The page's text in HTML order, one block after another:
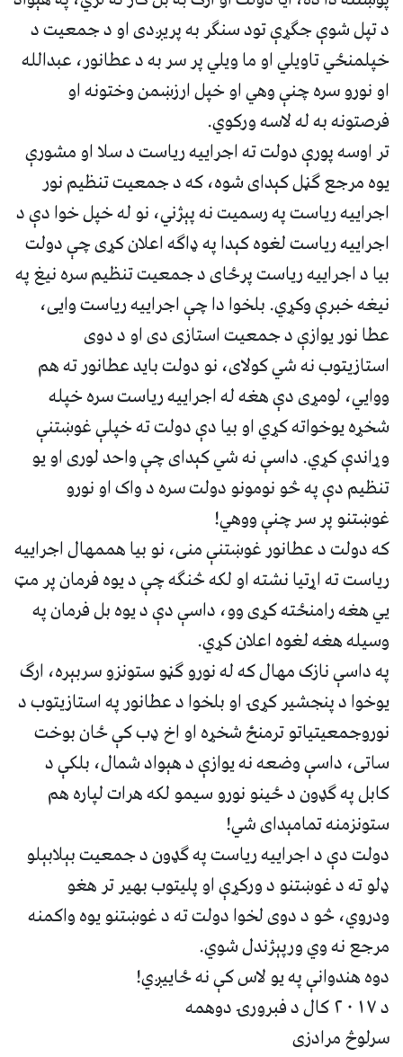
د تپل شوې جګړې تود سنګر به پریږدی او د جمعیت د
خپلمنځي تاویلي او ما ویلي پر سر به د عطانور، عبدالله
او نورو سره چنې وهي او خپل ارزښمن وختونه او
فرصتونه به له لاسه ورکوي.
تر اوسه پورې دولت ته اجراییه ریاست د سلا او مشورې
یوه مرجع ګڼل کېدای شوه، که د جمعیت تنظیم نور
اجراییه ریاست په رسمیت نه پېژني، نو له خپل خوا دې د
اجراییه ریاست لغوه کېدا په ډاګه اعلان کړی چې دولت
بیا د اجراییه ریاست پرځای د جمعیت تنظیم سره نیغ په
نیغه خبرې وکړي. بلخوا دا چې اجراییه ریاست وايی،
عطا نور یوازې د جمعیت استازی دی او د دوی
استازیتوب نه شي کولای، نو دولت باید عطانور ته هم
ووايي، لومړی دې هغه له اجراییه ریاست سره خپله
شخړه یوخواته کړي او بیا دې دولت ته خپلې غوښتنې
وړاندې کړي. داسې نه شي کېدای چې واحد لوری او یو
تنظیم دې په څو نومونو دولت سره د واک او نورو
غوښتنو پر سر چنې ووهي!
که دولت د عطانور غوښتنې منی، نو بیا هممهال اجراییه
ریاست ته اړتیا نشته او لکه څنګه چې د یوه فرمان پر مټ
يي هغه رامنځته کړی وو، داسې دې د یوه بل فرمان په
وسیله هغه لغوه اعلان کړي.
په داسې نازک مهال که له نورو ګڼو ستونزو سربېره، ارګ
یوخوا د پنجشیر کړۍ او بلخوا د عطانور په استازیتوب د
نوروجمعیتیاتو ترمنځ شخړه او اخ ډب کې ځان بوخت
ساتی، داسې وضعه نه یوازې د هېواد شمال، بلکې د
کابل په ګډون د ځینو نورو سیمو لکه هرات لپاره هم
ستونزمنه تمامېدای شي!
دولت دې د اجراییه ریاست په ګډون د جمعیت بېلابېلو
ډلو ته د غوښتنو د ورکړې او پلیتوب بهیر تر هغو
ودروي، څو د دوی لخوا دولت ته د غوښتنو یوه واکمنه
مرجع نه وي ورپېژندل شوي.
دوه هندوانې په یو لاس کې نه ځاییږي!
د ۲۰۱۷ کال د فبرورۍ دوهمه
سرلوڅ مرادزی